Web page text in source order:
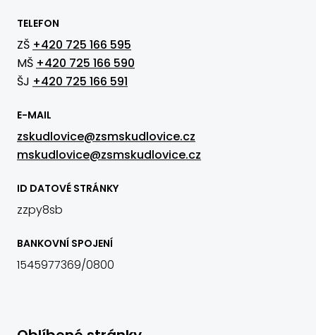
TELEFON
ZŠ +420 725 166 595
MŠ +420 725 166 590
ŠJ +420 725 166 591
E-MAIL
zskudlovice@zsmskudlovice.cz
mskudlovice@zsmskudlovice.cz
ID DATOVÉ STRÁNKY
zzpy8sb
BANKOVNÍ SPOJENÍ
1545977369/0800